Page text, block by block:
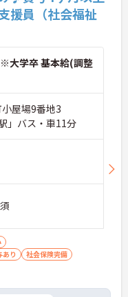
援員（社会福祉
基本給(調整
屋場9番地3
」バス・車11分
あり
社会保険完備